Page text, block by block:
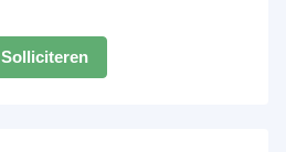
Solliciteren